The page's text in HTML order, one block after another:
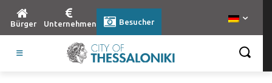
Bürger Unternehmen Besucher